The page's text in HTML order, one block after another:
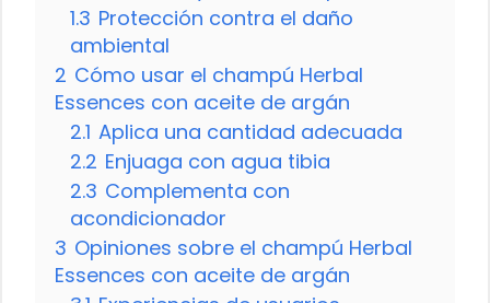
1.3 Protección contra el daño
ambiental
2 Cómo usar el champú Herbal
Essences con aceite de argán
2.1 Aplica una cantidad adecuada
2.2 Enjuaga con agua tibia
2.3 Complementa con
acondicionador
3 Opiniones sobre el champú Herbal
Essences con aceite de argán